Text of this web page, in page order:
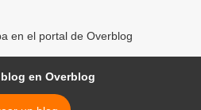
en el portal de Overblog
en Overblog